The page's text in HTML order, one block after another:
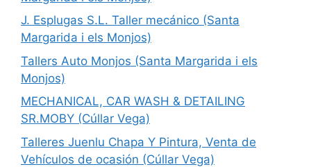
J. Esplugas S.L. Taller mecánico (Santa
Margarida i els Monjos)
Tallers Auto Monjos (Santa Margarida i els
Monjos)
MECHANICAL, CAR WASH & DETAILING
SR.MOBY (Cúllar Vega)
Talleres Juenlu Chapa Y Pintura, Venta de
Vehículos de ocasión (Cúllar Vega)